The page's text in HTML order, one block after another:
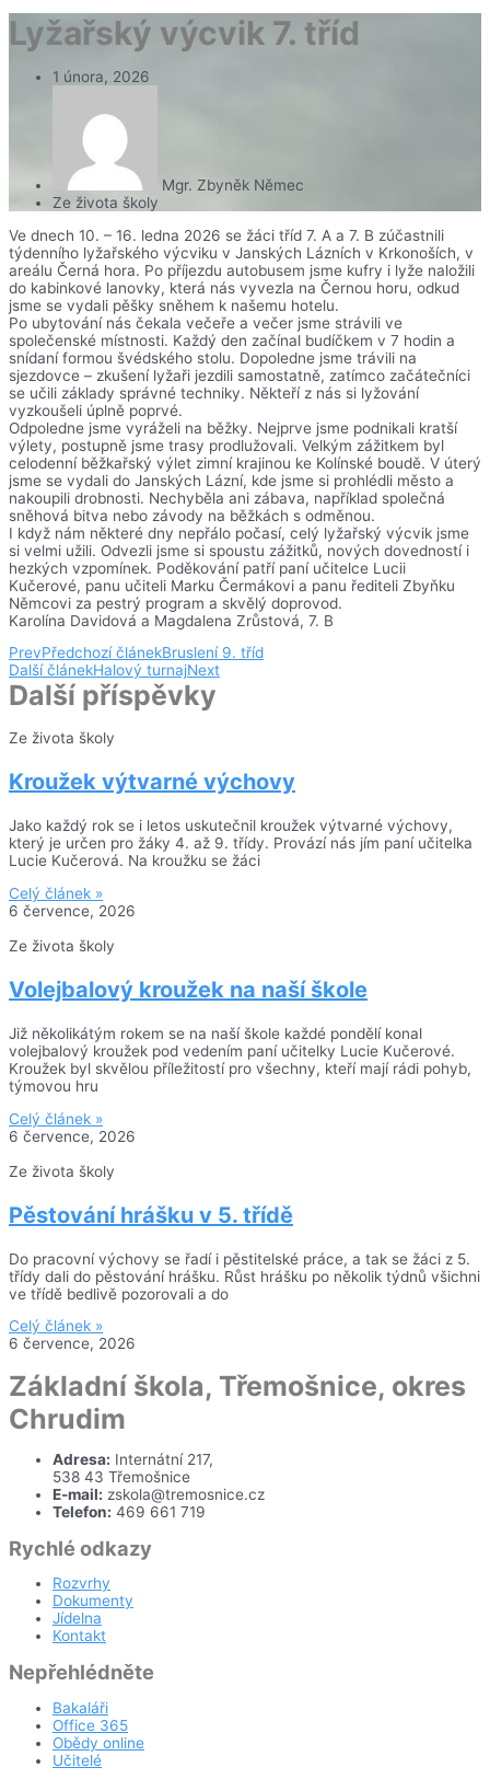
Lyžařský výcvik 7. tříd
1 února, 2026
Mgr. Zbyněk Němec
Ze života školy
Ve dnech 10. – 16. ledna 2026 se žáci tříd 7. A a 7. B zúčastnili
týdenního lyžařského výcviku v Janských Lázních v Krkonoších, v
areálu Černá hora. Po příjezdu autobusem jsme kufry i lyže naložili
do kabinkové lanovky, která nás vyvezla na Černou horu, odkud
jsme se vydali pěšky sněhem k našemu hotelu.
Po ubytování nás čekala večeře a večer jsme strávili ve
společenské místnosti. Každý den začínal budíčkem v 7 hodin a
snídaní formou švédského stolu. Dopoledne jsme trávili na
sjezdovce – zkušení lyžaři jezdili samostatně, zatímco začátečníci
se učili základy správné techniky. Někteří z nás si lyžování
vyzkoušeli úplně poprvé.
Odpoledne jsme vyráželi na běžky. Nejprve jsme podnikali kratší
výlety, postupně jsme trasy prodlužovali. Velkým zážitkem byl
celodenní běžkařský výlet zimní krajinou ke Kolínské boudě. V úterý
jsme se vydali do Janských Lázní, kde jsme si prohlédli město a
nakoupili drobnosti. Nechyběla ani zábava, například společná
sněhová bitva nebo závody na běžkách s odměnou.
I když nám některé dny nepřálo počasí, celý lyžařský výcvik jsme
si velmi užili. Odvezli jsme si spoustu zážitků, nových dovedností i
hezkých vzpomínek. Poděkování patří paní učitelce Lucii
Kučerové, panu učiteli Marku Čermákovi a panu řediteli Zbyňku
Němcovi za pestrý program a skvělý doprovod.
Karolína Davidová a Magdalena Zrůstová, 7. B
PrevPředchozí článekBruslení 9. tříd
Další článekHalový turnajNext
Další příspěvky
Ze života školy
Kroužek výtvarné výchovy
Jako každý rok se i letos uskutečnil kroužek výtvarné výchovy,
který je určen pro žáky 4. až 9. třídy. Provází nás jím paní učitelka
Lucie Kučerová. Na kroužku se žáci
Celý článek »
6 července, 2026
Ze života školy
Volejbalový kroužek na naší škole
Již několikátým rokem se na naší škole každé pondělí konal
volejbalový kroužek pod vedením paní učitelky Lucie Kučerové.
Kroužek byl skvělou příležitostí pro všechny, kteří mají rádi pohyb,
týmovou hru
Celý článek »
6 července, 2026
Ze života školy
Pěstování hrášku v 5. třídě
Do pracovní výchovy se řadí i pěstitelské práce, a tak se žáci z 5.
třídy dali do pěstování hrášku. Růst hrášku po několik týdnů všichni
ve třídě bedlivě pozorovali a do
Celý článek »
6 července, 2026
Základní škola, Třemošnice, okres
Chrudim
Adresa: Internátní 217,
538 43 Třemošnice
E-mail: zskola@tremosnice.cz
Telefon: 469 661 719
Rychlé odkazy
Rozvrhy
Dokumenty
Jídelna
Kontakt
Nepřehlédněte
Bakaláři
Office 365
Obědy online
Učitelé